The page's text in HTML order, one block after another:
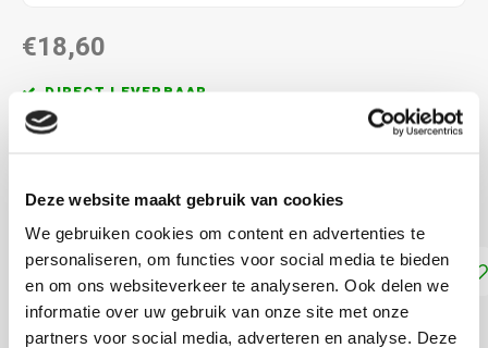
Deze website maakt gebruik van cookies
We gebruiken cookies om content en advertenties te
personaliseren, om functies voor social media te bieden
en om ons websiteverkeer te analyseren. Ook delen we
informatie over uw gebruik van onze site met onze
partners voor social media, adverteren en analyse. Deze
€18,60
DIRECT LEVERBAAR
ca. 20 x 15 cm
telpatroonLees meer
Toevoegen aan winkelwagen
DELEN: